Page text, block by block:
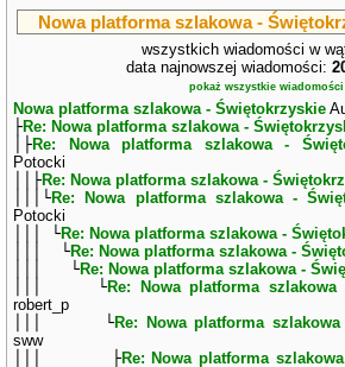
Nowa platforma szlakowa -
wszystkich wiadomości w
data najnowszej wiadomości:
pokaż wszystkie wiadomości
Nowa platforma szlakowa - Świętokrzyskie
├Re: Nowa platforma szlakowa -
│├Re: Nowa platforma szlakowa -
Potocki
││├Re: Nowa platforma szlakowa -
│││└Re: Nowa platforma szlakowa -
Potocki
│││ └Re: Nowa platforma szlakowa -
│││ └Re: Nowa platforma szlakowa -
│││ └Re: Nowa platforma szlakowa -
│││ └Re: Nowa platforma szlakowa
robert_p
│││ └Re: Nowa platforma
sww
│││ ├Re: Nowa platforma